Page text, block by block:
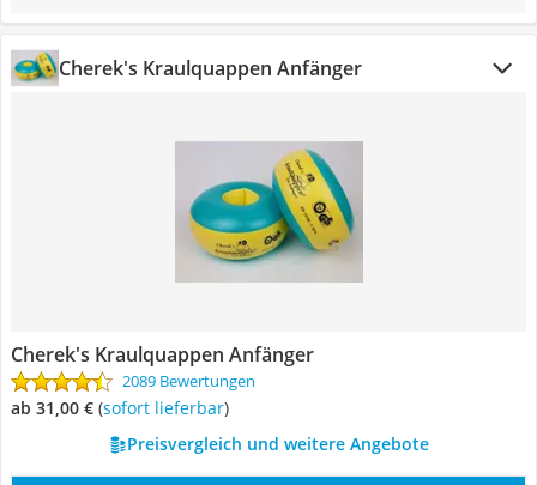
Cherek's Kraulquappen Anfänger
Cherek's Kraulquappen Anfänger
2089 Bewertungen
ab 31,00 € ( Sofort lieferbar)
Preisvergleich und weitere Angebote